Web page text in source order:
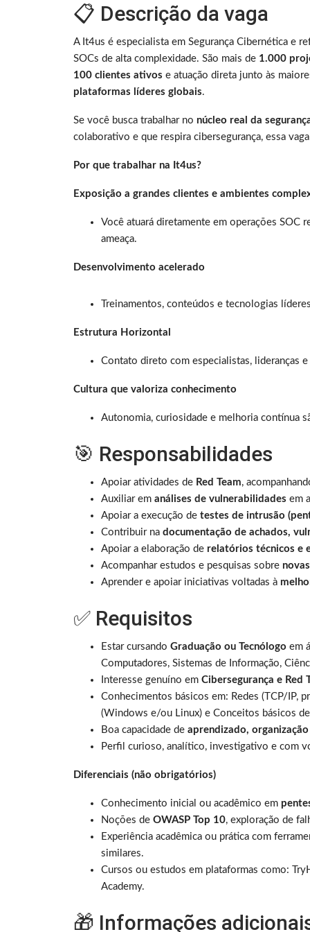
📋 Descrição da vaga
A It4us é especialista em Segurança Cibernética e
SOCs de alta complexidade. São mais de 1.000
100 clientes ativos e atuação direta junto às
plataformas líderes globais.
Se você busca trabalhar no núcleo real da
colaborativo e que respira cibersegurança, essa
Por que trabalhar na It4us?
Exposição a grandes clientes e ambientes
Você atuará diretamente em operações
ameaça.
Desenvolvimento acelerado
Treinamentos, conteúdos e tecnologias
Estrutura Horizontal
Contato direto com especialistas, lideranças
Cultura que valoriza conhecimento
Autonomia, curiosidade e melhoria contínua
🎯 Responsabilidades
Apoiar atividades de Red Team,
Auxiliar em análises de vulnerabilidades em
Apoiar a execução de testes de intrusão
Contribuir na documentação de achados,
Apoiar a elaboração de relatórios técnicos e
Acompanhar estudos e pesquisas sobre
Aprender e apoiar iniciativas voltadas à
✅ Requisitos
Estar cursando Graduação ou Tecnólogo em
Computadores, Sistemas de Informação,
Interesse genuíno em Cibersegurança e Red
Conhecimentos básicos em: Redes (TCP/IP,
(Windows e/ou Linux) e Conceitos básicos
Boa capacidade de aprendizado,
Perfil curioso, analítico, investigativo e com
Diferenciais (não obrigatórios)
Conhecimento inicial ou acadêmico em
Noções de OWASP Top 10, exploração de
Experiência acadêmica ou prática com
similares.
Cursos ou estudos em plataformas como:
Academy.
🎁 Informações